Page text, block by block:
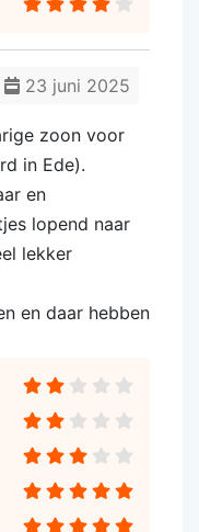
23 juni 2025
zoon voor
in Ede).
en
lopend naar
lekker
en daar hebben